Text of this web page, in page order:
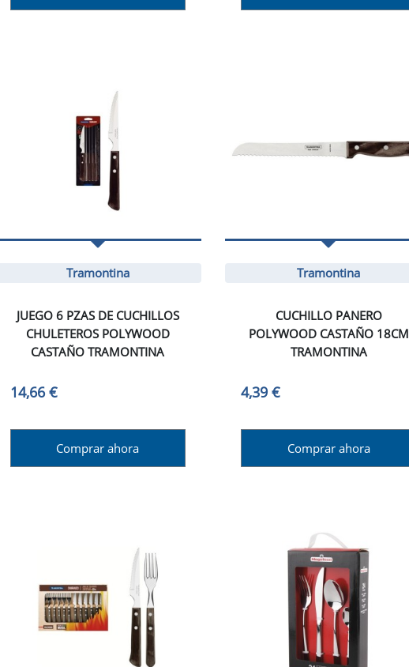
Tramontina
JUEGO 6 PZAS DE CUCHILLOS
CHULETEROS POLYWOOD
CASTAÑO TRAMONTINA
14,66 €
Comprar ahora
Tramontina
CUCHILLO PANERO
POLYWOOD CASTAÑO 18CM
TRAMONTINA
4,39 €
Comprar ahora